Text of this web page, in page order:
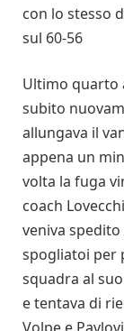
con lo stesso
sul 60-56
Ultimo quarto
subito
allungava il
appena un
volta la fuga
coach
veniva
spogliatoi per
squadra al
e tentava di